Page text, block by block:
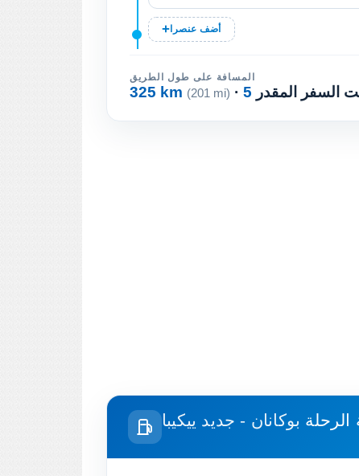
أضف عنصرا
المسافة على طول الطريق
325 km (201 mi) السفر المقدر
الرحلة بوكانان - جديد ييكيبا